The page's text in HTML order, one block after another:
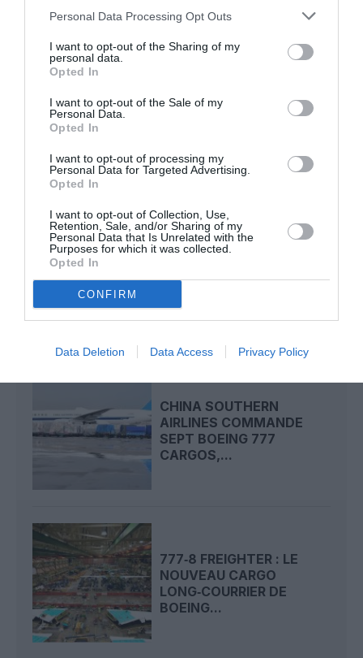
Personal Data Processing Opt Outs
I want to opt-out of the Sharing of my
personal data.
Opted In
I want to opt-out of the Sale of my
Personal Data.
Opted In
I want to opt-out of processing my
Personal Data for Targeted Advertising.
Opted In
I want to opt-out of Collection, Use,
Retention, Sale, and/or Sharing of my
Personal Data that Is Unrelated with the
Purposes for which it was collected.
Opted In
CONFIRM
Data Deletion Data Access Privacy Policy
Jmpa commenté l'article :
19 h 23 sans escale : le Boeing 777F de National
Le Monégasque du sud de la France
a commenté l'article
:
au tout numérique avec Pax Check
777-8F Silk Way West Airlines
CHINA SOUTHERN
AIRLINES COMMANDE
SEPT BOEING 777
CARGOS,...
777‑8 FREIGHTER : LE
NOUVEAU CARGO
LONG‑COURRIER DE
BOEING...